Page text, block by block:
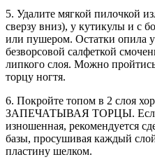
5. Удалите мягкой пилочкой
сверзу вниз), у кутикулы и с
или пушером. Остатки опила
безворсовой салфеткой
липкого слоя. Можно
торцу ногтя.
6. Покройте топом в 2 слоя
ЗАПЕЧАТЫВАЯ ТОРЦЫ. Если
изношенная, рекомендуется
базы, просушивая каждый
пластину шелком.